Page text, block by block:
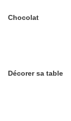
Chocolat
Décorer sa table